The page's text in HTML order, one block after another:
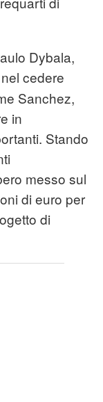
Dybala,
nel cedere
Sanchez,
in
Stando
messo sul
di euro per
di